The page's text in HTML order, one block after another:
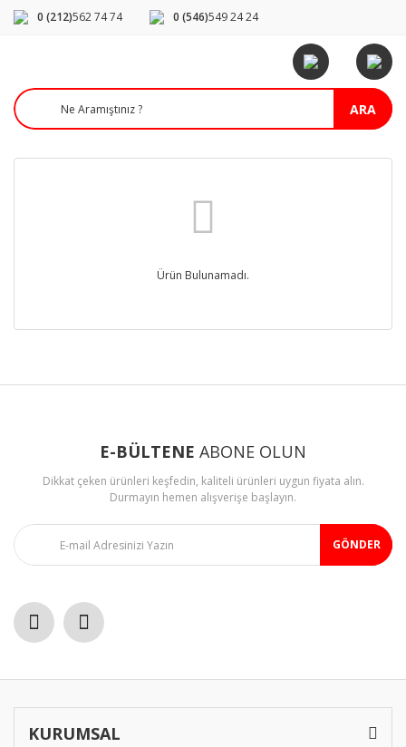
0 (212)562 74 74 0 (546)549 24 24
ARA
Ürün Bulunamadı.
E-BÜLTENE ABONE OLUN
Dikkat çeken ürünleri keşfedin, kaliteli ürünleri uygun fiyata alın.
Durmayın hemen alışverişe başlayın.
GÖNDER
KURUMSAL